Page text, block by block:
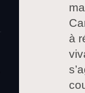
à